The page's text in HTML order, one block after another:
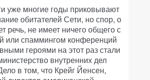
уже многие годы приковывают
обитателей Сети, но спор, о
речь, не имеет ничего общего с
или спаммингом конференций
героями на этот раз стали
внутренних дел
в том, что Крейг Йенсен,